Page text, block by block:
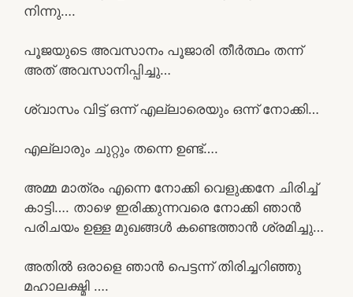
നിന്നു….
പൂജയുടെ അവസാനം പൂജാരി തീർത്ഥം തന്ന്
അത് അവസാനിപ്പിച്ചു…
ശ്വാസം വിട്ട് ഒന്ന് എല്ലാരെയും ഒന്ന് നോക്കി…
എല്ലാരും ചുറ്റും തന്നെ ഉണ്ട്….
അമ്മ മാത്രം എന്നെ നോക്കി വെളുക്കനേ ചിരിച്ച്
കാട്ടി…. താഴെ ഇരിക്കുന്നവരെ നോക്കി ഞാൻ
പരിചയം ഉള്ള മുഖങ്ങൾ കണ്ടെത്താൻ ശ്രമിച്ചു…
അതിൽ ഒരാളെ ഞാൻ പെട്ടന്ന് തിരിച്ചറിഞ്ഞു
മഹാലക്ഷ്മി ….